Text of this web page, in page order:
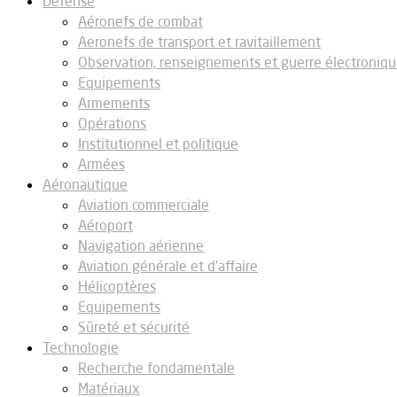
Aéronefs de combat
Aeronefs de transport et ravitaillement
Observation, renseignements et guerre
Equipements
Armements
Opérations
Institutionnel et politique
Armées
Aéronautique
Aviation commerciale
Aéroport
Navigation aérienne
Aviation générale et d’affaire
Hélicoptères
Equipements
Sûreté et sécurité
Technologie
Recherche fondamentale
Matériaux